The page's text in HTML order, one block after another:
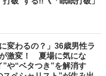
変わるの？」36歳男性ラ
激変！ 夏場に気にな
”や“ベタつき”を解消す